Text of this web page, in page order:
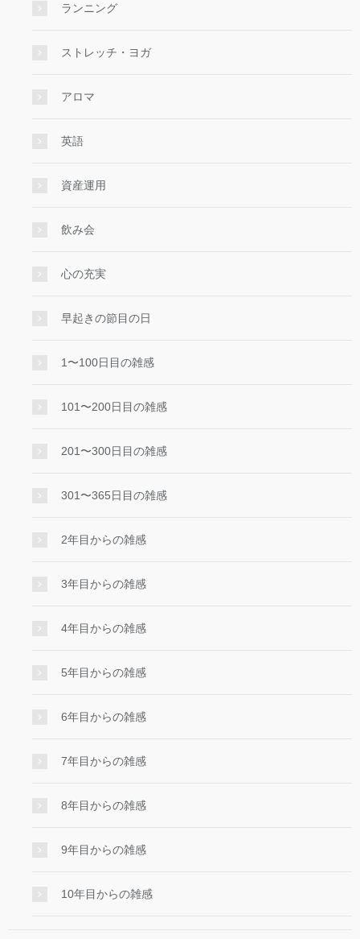
ランニング
ストレッチ・ヨガ
アロマ
英語
資産運用
飲み会
心の充実
早起きの節目の日
1〜100日目の雑感
101〜200日目の雑感
201〜300日目の雑感
301〜365日目の雑感
2年目からの雑感
3年目からの雑感
4年目からの雑感
5年目からの雑感
6年目からの雑感
7年目からの雑感
8年目からの雑感
9年目からの雑感
10年目からの雑感